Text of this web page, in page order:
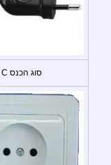
סוג הכנס C